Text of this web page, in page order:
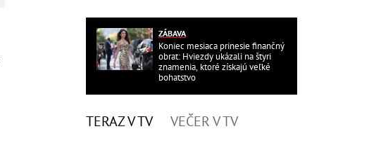
ZÁBAVA
Koniec mesiaca prinesie finančný
obrat: Hviezdy ukázali na štyri
znamenia, ktoré získajú veľké
bohatstvo
TERAZ V TV VEČER V TV